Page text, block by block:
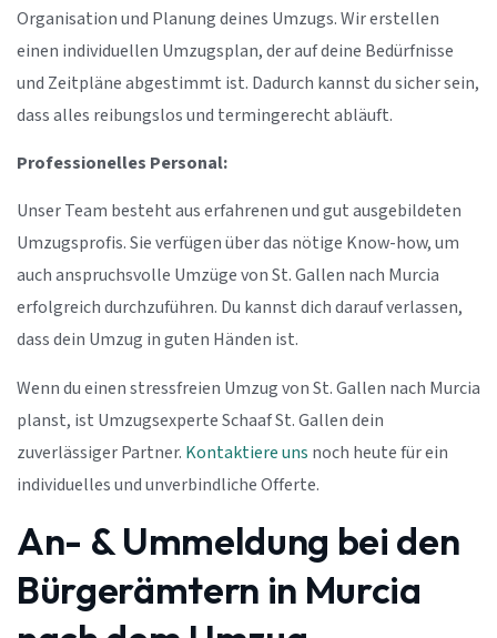
Organisation und Planung deines Umzugs. Wir erstellen
einen individuellen Umzugsplan, der auf deine Bedürfnisse
und Zeitpläne abgestimmt ist. Dadurch kannst du sicher sein,
dass alles reibungslos und termingerecht abläuft.
Professionelles Personal:
Unser Team besteht aus erfahrenen und gut ausgebildeten
Umzugsprofis. Sie verfügen über das nötige Know-how, um
auch anspruchsvolle Umzüge von St. Gallen nach Murcia
erfolgreich durchzuführen. Du kannst dich darauf verlassen,
dass dein Umzug in guten Händen ist.
Wenn du einen stressfreien Umzug von St. Gallen nach Murcia
planst, ist Umzugsexperte Schaaf St. Gallen dein
zuverlässiger Partner. Kontaktiere uns noch heute für ein
individuelles und unverbindliche Offerte.
An- & Ummeldung bei den
Bürgerämtern in Murcia